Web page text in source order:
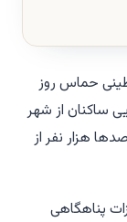
حماس روز
ساکنان از شهر
هزار نفر از
پناهگاهی